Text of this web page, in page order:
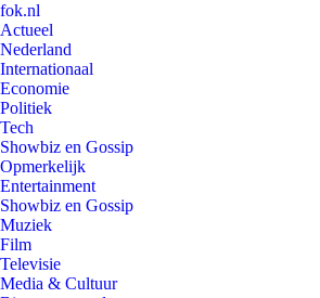
fok.nl
Actueel
Nederland
Internationaal
Economie
Politiek
Tech
Showbiz en Gossip
Opmerkelijk
Entertainment
Showbiz en Gossip
Muziek
Film
Televisie
Media & Cultuur